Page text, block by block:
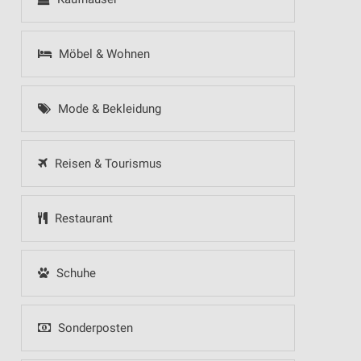
Möbel & Wohnen
Mode & Bekleidung
Reisen & Tourismus
Restaurant
Schuhe
Sonderposten